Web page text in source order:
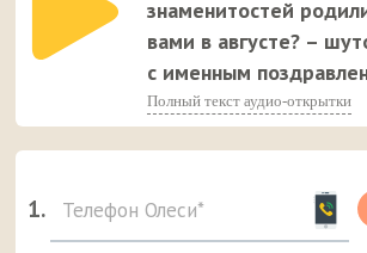
знаменитостей
вами в августе? –
с именным
Полный текст аудио-открытки
1.